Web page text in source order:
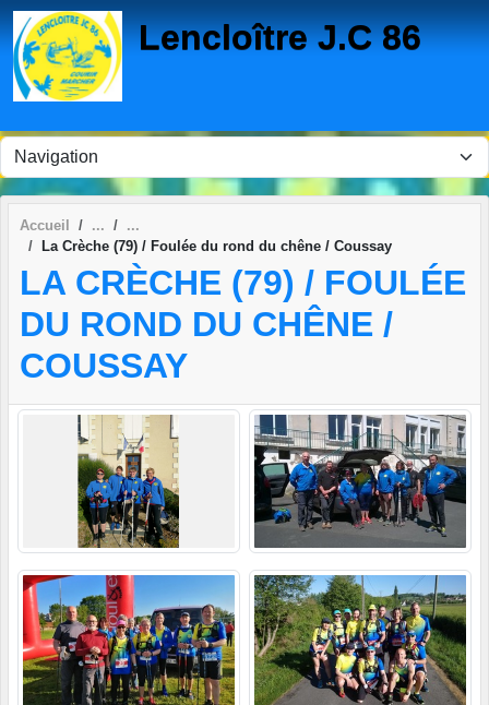
Lencloître J.C 86
Accueil
La Crèche (79) / Foulée du rond du chêne / Coussay
LA CRÈCHE (79) / FOULÉE
DU ROND DU CHÊNE /
COUSSAY
Panneau de gestion des cookies